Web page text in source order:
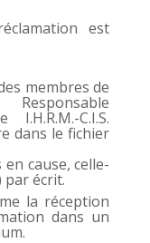
est
membres de
C.I.S.
dans le fichier
cause, celle-
par écrit.
la réception
dans un